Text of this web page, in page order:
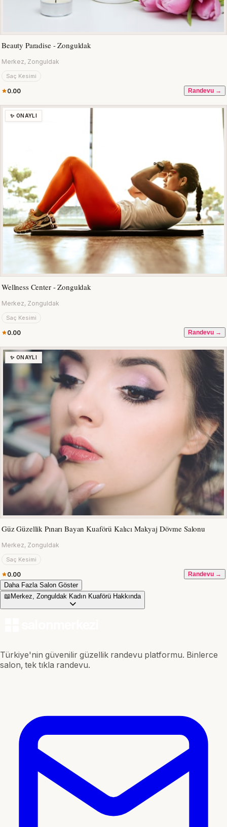
Beauty Paradise - Zonguldak
Merkez, Zonguldak
Saç Kesimi
0.00 Randevu →
✨ ONAYLI
Wellness Center - Zonguldak
Merkez, Zonguldak
Saç Kesimi
0.00 Randevu →
✨ ONAYLI
Güz Güzellik Pınarı Bayan Kuaförü Kalıcı Makyaj Dövme Salonu
Merkez, Zonguldak
Saç Kesimi
0.00 Randevu →
Daha Fazla Salon Göster
📖 Merkez, Zonguldak Kadın Kuaförü Hakkında
Türkiye'nin güvenilir güzellik randevu platformu. Binlerce
salon, tek tıkla randevu.